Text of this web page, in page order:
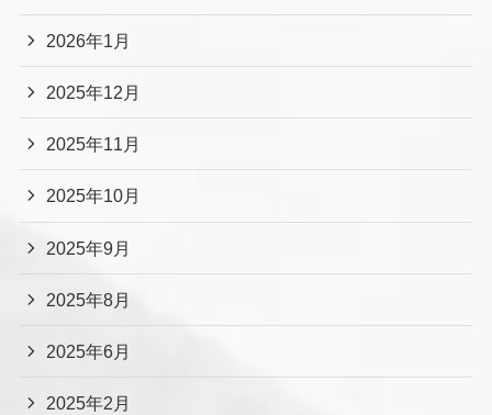
2026年1月
2025年12月
2025年11月
2025年10月
2025年9月
2025年8月
2025年6月
2025年2月